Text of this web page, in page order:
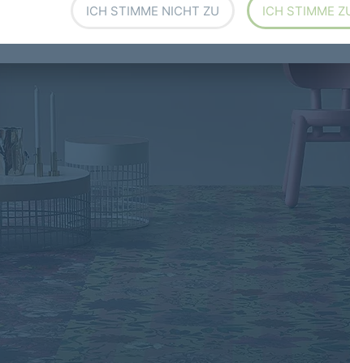
ICH STIMME NICHT ZU ICH STIMME